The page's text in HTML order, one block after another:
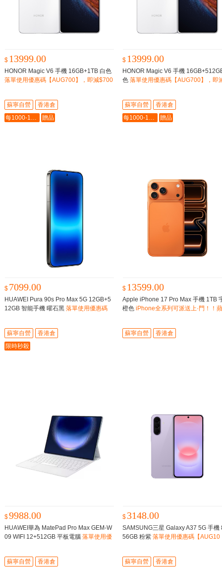
$ 13999.00
HONOR Magic V6 手機 16GB+1TB 白色
落單使用優惠碼【AUG700】，即減$700
蘇寧自營
香港倉
每1000-100最多-5000
贈品
$ 13999.00
HONOR Magic V6 手機
色 落單使用優惠碼【AUG700】，即
蘇寧自營
香港倉
每1000-100最多-5000
贈品
$ 7099.00
HUAWEI Pura 90s Pro Max 5G 12GB+5
12GB 智能手機 曜石黑 落單使用優惠碼
蘇寧自營
香港倉
限時秒殺
$ 13599.00
Apple iPhone 17 Pro Max 手機 1TB
橙色 iPhone全系列可派送上·門！！
蘇寧自營 香港倉
$9988.00
HUAWEI華為 MatePad Pro Max GEM-W
09 WIFI 12+512GB 平板電腦 落單使用優
蘇寧自營 香港倉
$ 3148.00
SAMSUNG三星 Galaxy A37 5G 手機
56GB 粉紫 落單使用優惠碼【AUG10
蘇寧自營 香港倉